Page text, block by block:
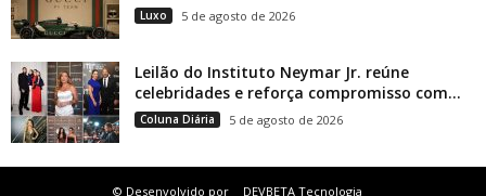
Luxo 5 de agosto de 2026
Leilão do Instituto Neymar Jr. reúne
celebridades e reforça compromisso com...
Coluna Diária 5 de agosto de 2026
© Desenvolvido por DEVBETA Tecnologia